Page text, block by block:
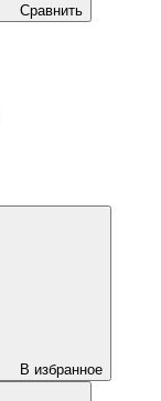
Сравнить
В избранное